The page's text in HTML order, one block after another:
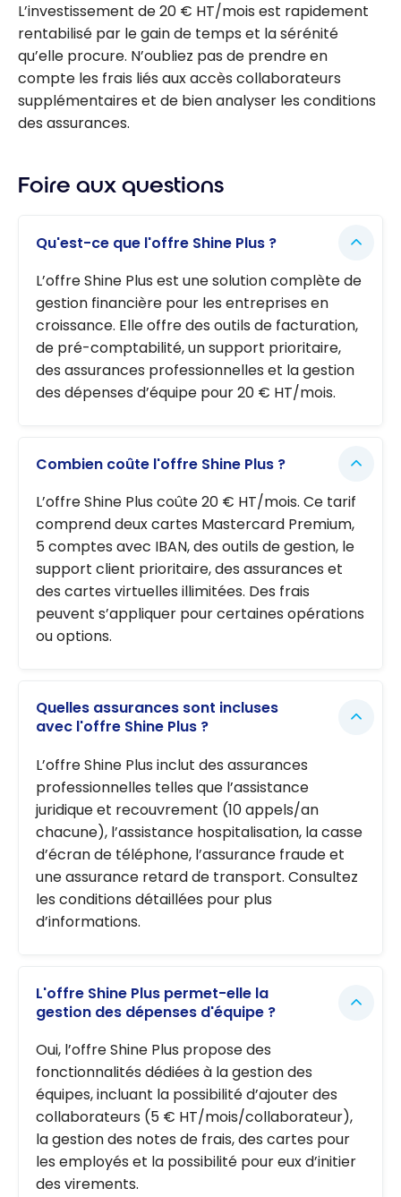
L’investissement de 20 € HT/mois est rapidement
rentabilisé par le gain de temps et la sérénité
qu’elle procure. N’oubliez pas de prendre en
compte les frais liés aux accès collaborateurs
supplémentaires et de bien analyser les conditions
des assurances.
Foire aux questions
Qu'est-ce que l'offre Shine Plus ?
L’offre Shine Plus est une solution complète de
gestion financière pour les entreprises en
croissance. Elle offre des outils de facturation,
de pré-comptabilité, un support prioritaire,
des assurances professionnelles et la gestion
des dépenses d’équipe pour 20 € HT/mois.
Combien coûte l'offre Shine Plus ?
L’offre Shine Plus coûte 20 € HT/mois. Ce tarif
comprend deux cartes Mastercard Premium,
5 comptes avec IBAN, des outils de gestion, le
support client prioritaire, des assurances et
des cartes virtuelles illimitées. Des frais
peuvent s’appliquer pour certaines opérations
ou options.
Quelles assurances sont incluses
avec l'offre Shine Plus ?
L’offre Shine Plus inclut des assurances
professionnelles telles que l’assistance
juridique et recouvrement (10 appels/an
chacune), l’assistance hospitalisation, la casse
d’écran de téléphone, l’assurance fraude et
une assurance retard de transport. Consultez
les conditions détaillées pour plus
d’informations.
L'offre Shine Plus permet-elle la
gestion des dépenses d'équipe ?
Oui, l’offre Shine Plus propose des
fonctionnalités dédiées à la gestion des
équipes, incluant la possibilité d’ajouter des
collaborateurs (5 € HT/mois/collaborateur),
la gestion des notes de frais, des cartes pour
les employés et la possibilité pour eux d’initier
des virements.